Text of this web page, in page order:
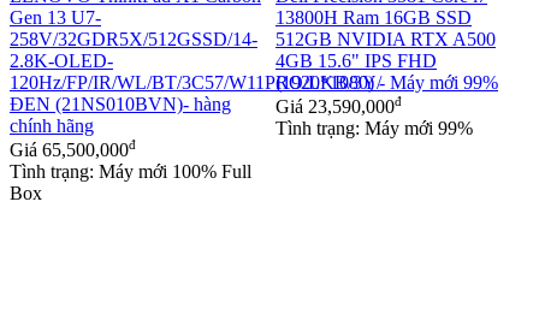
Gen 13 U7-
258V/32GDR5X/512GSSD/14-
2.8K-OLED-
120Hz/FP/IR/WL/BT/3C57/W11PRO/LKB/3Y/
ĐEN (21NS010BVN)- hàng
chính hãng
Giá 65,500,000đ
Tình trạng: Máy mới 100% Full
Box
13800H Ram 16GB SSD
512GB NVIDIA RTX A500
4GB 15.6" IPS FHD
(1920*1080) - Máy mới 99%
Giá 23,590,000đ
Tình trạng: Máy mới 99%